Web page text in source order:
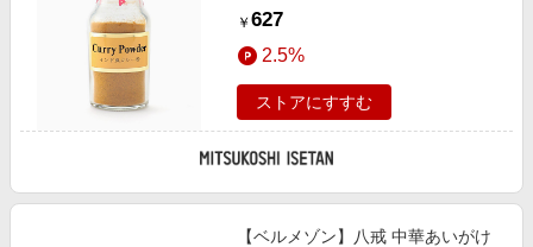
￥ 627
2.5%
ストアにすすむ
【ベルメゾン】八戒 中華あいがけ